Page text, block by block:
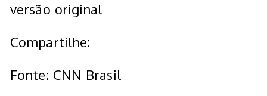
versão original
Compartilhe:
Fonte: CNN Brasil